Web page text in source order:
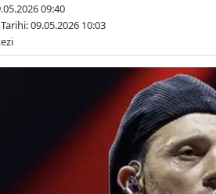
09:40
09.05.2026 10:03